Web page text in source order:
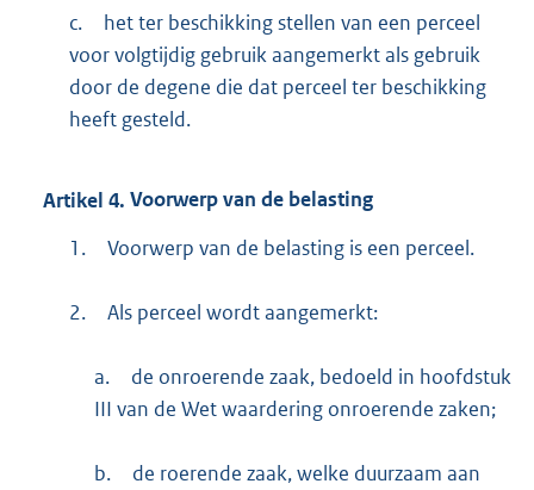
c.
het ter beschikking stellen van een perceel
voor volgtijdig gebruik aangemerkt als gebruik
door de degene die dat perceel ter beschikking
heeft gesteld.
Artikel 4. Voorwerp van de belasting
1.
Voorwerp van de belasting is een perceel.
2. Als perceel wordt aangemerkt:
a.
de onroerende zaak, bedoeld in hoofdstuk
III van de Wet waardering onroerende zaken;
b.
de roerende zaak, welke duurzaam aan